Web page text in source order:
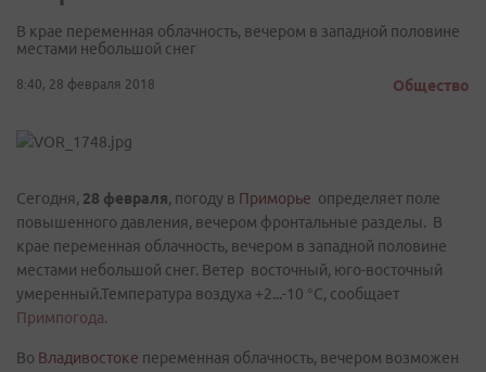
В крае переменная облачность, вечером в западной половине
местами небольшой снег
8:40, 28 февраля 2018 Общество
Сегодня, 28 февраля, погоду в Приморье определяет поле
повышенного давления, вечером фронтальные разделы. В
крае переменная облачность, вечером в западной половине
местами небольшой снег. Ветер восточный, юго-восточный
умеренный.Температура воздуха +2...-10 °C, сообщает
Примпогода.
Во Владивостоке переменная облачность, вечером возможен